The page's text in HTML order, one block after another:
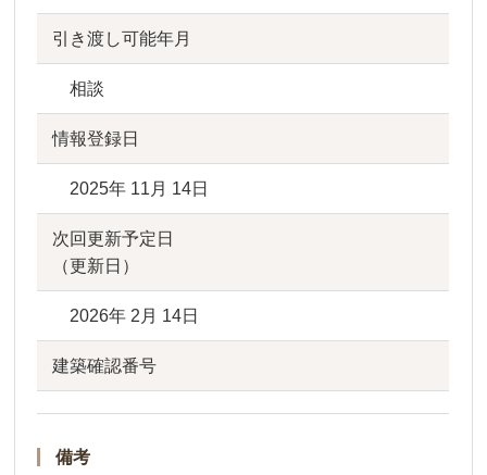
引き渡し可能年月
相談
情報登録日
2025年 11月 14日
次回更新予定日
（更新日）
2026年 2月 14日
建築確認番号
備考